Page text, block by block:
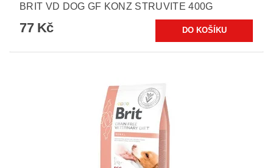
BRIT VD DOG GF KONZ STRUVITE 400G
77 Kč